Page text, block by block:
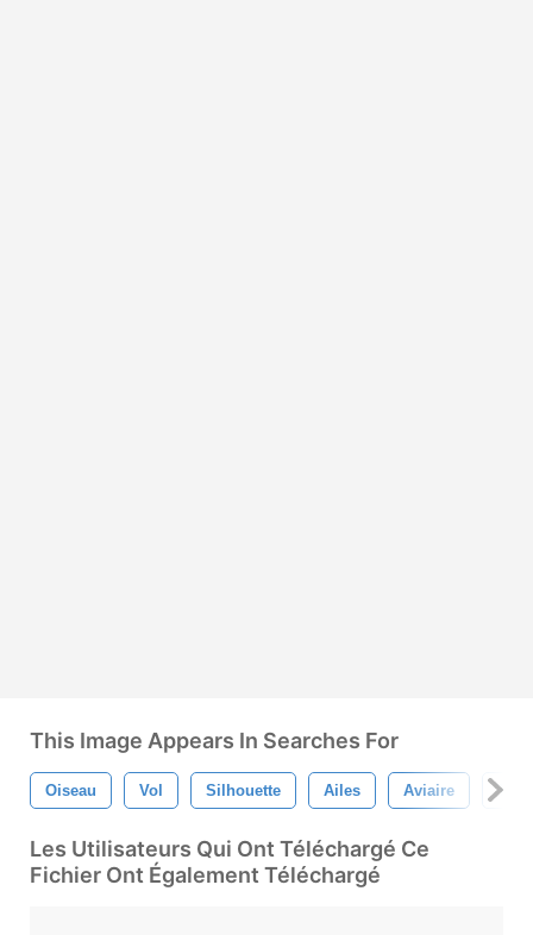
This Image Appears In Searches For
Oiseau Vol Silhouette Ailes Aviaire
Les Utilisateurs Qui Ont Téléchargé Ce
Fichier Ont Également Téléchargé